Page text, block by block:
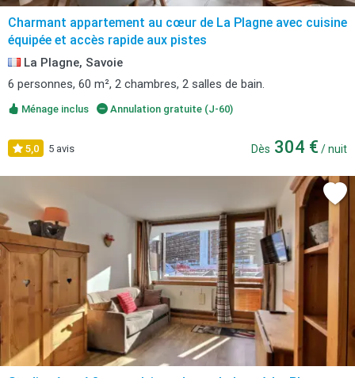
Charmant appartement au cœur de La Plagne avec cuisine
équipée et accès rapide aux pistes
La Plagne, Savoie
6 personnes, 60 m², 2 chambres, 2 salles de bain.
Ménage inclus Annulation gratuite (J-60)
5,0 5 avis Dès 304 € / nuit